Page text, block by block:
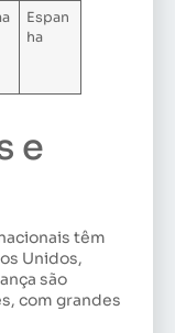
Espan
ha
e
têm
Unidos,
são
com grandes